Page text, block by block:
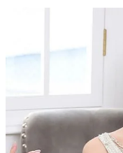
ANIER.
アウター